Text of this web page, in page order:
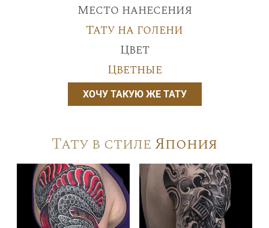
Место нанесения
Тату на голени
Цвет
Цветные
ХОЧУ ТАКУЮ ЖЕ ТАТУ
Тату в стилеЯпония